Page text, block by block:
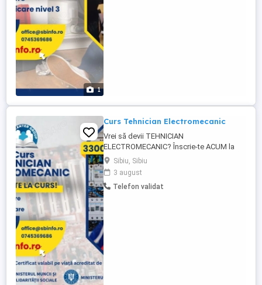
1
Curs Tehnician Electromecanic
Vrei să devii TEHNICIAN
ELECTROMECANIC? Înscrie-te ACUM la
cursul nostru acreditat și dezvoltă-ți
abilitățile într-un domeniu cu viitor! 1080
ore de pregătire (360h teorie + 720h
practică) Teorie online sau la sala de curs
Sibiu, Sibiu
3 august
Telefon validat